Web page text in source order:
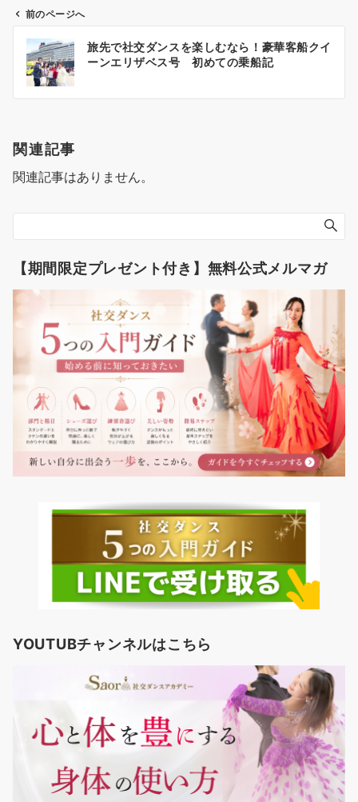
投
稿
ナ
ゲ
ー
ン
前のページへ
旅先で社交ダンスを楽しむなら！豪華客船クイ
ーンエリザベス号 初めての乗船記
関連記事
関連記事はありません。
【期間限定プレゼント付き】無料公式メルマガ
YOUTUBチャンネルはこちら